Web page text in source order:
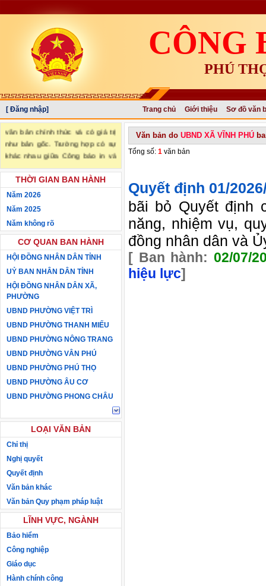
CÔNG
PHÚ
[ Đăng nhập] Trang chủ Giới thiệu
Sơ đồ văn
"Văn bản đăng trên Công báo là
văn bản chính thức và có giá trị
như bản gốc. Trường hợp có sự
khác nhau giữa Công báo in và
Công báo điện tử thì sử dụng
Công báo in làm căn cứ chính
thức." (trích Nghị định số
của Chính phủ)
THỜI GIAN BAN HÀNH
Năm 2026
Năm 2025
Năm không rõ
CƠ QUAN BAN HÀNH
HỘI ĐỒNG NHÂN DÂN TỈNH
UỶ BAN NHÂN DÂN TỈNH
HỘI ĐỒNG NHÂN DÂN XÃ,
PHƯỜNG
UBND PHƯỜNG VIỆT TRÌ
UBND PHƯỜNG THANH MIẾU
UBND PHƯỜNG NÔNG TRANG
UBND PHƯỜNG VÂN PHÚ
UBND PHƯỜNG PHÚ THỌ
UBND PHƯỜNG ÂU CƠ
UBND PHƯỜNG PHONG CHÂU
LOẠI VĂN BẢN
Chỉ thị
Nghị quyết
Quyết định
Văn bản khác
Văn bản Quy phạm pháp luật
LĨNH VỰC, NGÀNH
Bảo hiểm
Công nghiệp
Giáo dục
Hành chính công
Văn bản do UBND XÃ VĨNH PHÚ
Tổng số: 1 văn bản
Quyết định 01/
bãi bỏ Quyết định
năng, nhiệm vụ,
đồng nhân dân và
[ Ban hành: 02/07/
hiệu lực]